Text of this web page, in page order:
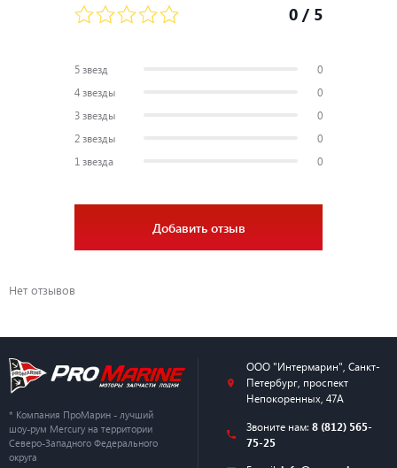
0 / 5
5 звезд
0
4 звезды
0
3 звезды
0
2 звезды
0
1 звезда
0
Добавить отзыв
Нет отзывов
* Компания ПроМарин - лучший
шоу-рум Mercury на территории
Северо-Западного Федерального
округа
ООО "Интермарин" Санкт-
Петербург, проспект
Непокоренных, 47А
Звоните нам: 8 (812) 565-
75-25